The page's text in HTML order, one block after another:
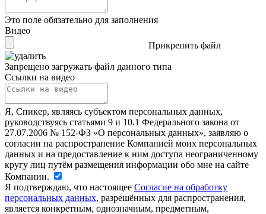
Это поле обязательно для заполнения
Видео
Прикрепить файл
Запрещено загружать файл данного типа
Ссылки на видео
Я, Спикер, являясь субъектом персональных данных,
руководствуясь статьями 9 и 10.1 Федерального закона от
27.07.2006 № 152-ФЗ «О персональных данных», заявляю о
согласии на распространение Компанией моих персональных
данных и на предоставление к ним доступа неограниченному
кругу лиц путём размещения информации обо мне на сайте
Компании.
Я подтверждаю, что настоящее Согласие на обработку
персональных данных, разрешённых для распространения,
является конкретным, однозначным, предметным,